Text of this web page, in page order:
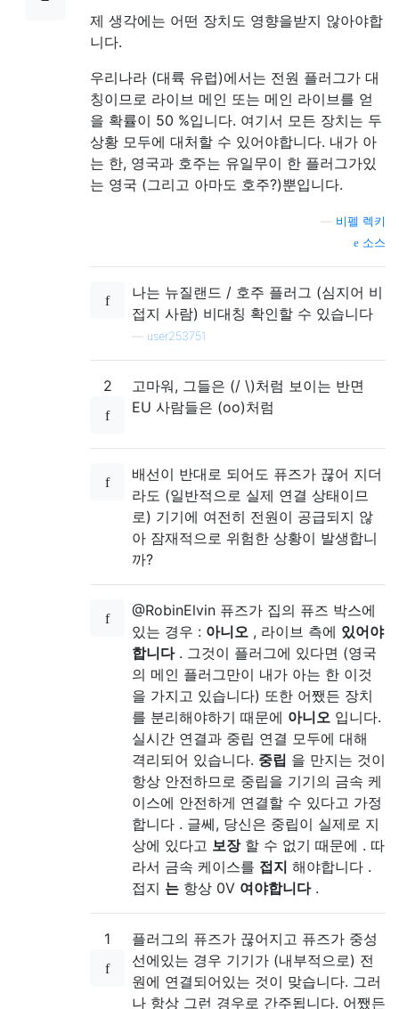
제 생각에는 어떤 장치도 영향을받지 않아야합
니다.
우리나라 (대륙 유럽)에서는 전원 플러그가 대
칭이므로 라이브 메인 또는 메인 라이브를 얻
을 확률이 50 %입니다. 여기서 모든 장치는 두
상황 모두에 대처할 수 있어야합니다. 내가 아
는 한, 영국과 호주는 유일무이 한 플러그가있
는 영국 (그리고 아마도 호주?)뿐입니다.
비펠 렉키
소스
나는 뉴질랜드 / 호주 플러그 (심지어 비
접지 사람) 비대칭 확인할 수 있습니다
user253751
2
고마워, 그들은 (/ \)처럼 보이는 반면
EU 사람들은 (oo)처럼
배선이 반대로 되어도 퓨즈가 끊어 지더
라도 (일반적으로 실제 연결 상태이므
로) 기기에 여전히 전원이 공급되지 않
아 잠재적으로 위험한 상황이 발생합니
까?
@RobinElvin 퓨즈가 집의 퓨즈 박스에
있는 경우 : 아니오 , 라이브 측에 있어야
합니다. 그것이 플러그에 있다면 (영국
의 메인 플러그만이 내가 아는 한 이것
을 가지고 있습니다) 또한 어쨌든 장치
를 분리해야하기 때문에 아니오 입니다.
실시간 연결과 중립 연결 모두에 대해
격리되어 있습니다. 중립 을 만지는 것이
항상 안전하므로 중립을 기기의 금속 케
이스에 안전하게 연결할 수 있다고 가정
합니다 . 글쎄, 당신은 중립이 실제로 지
상에 있다고 보장할 수 없기 때문에 . 따
라서 금속 케이스를 접지 해야합니다 .
접지 는 항상 0V 여야합니다.
1
플러그의 퓨즈가 끊어지고 퓨즈가 중성
선에있는 경우 기기가 (내부적으로) 전
원에 연결되어있는 것이 맞습니다. 그러
나 항상 그런 경우로 간주됩니다. 어쨌든